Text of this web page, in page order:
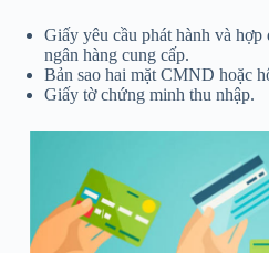
Giấy yêu cầu phát hành và
ngân hàng cung cấp.
Bản sao hai mặt CMND hoặc
Giấy tờ chứng minh thu nhập.